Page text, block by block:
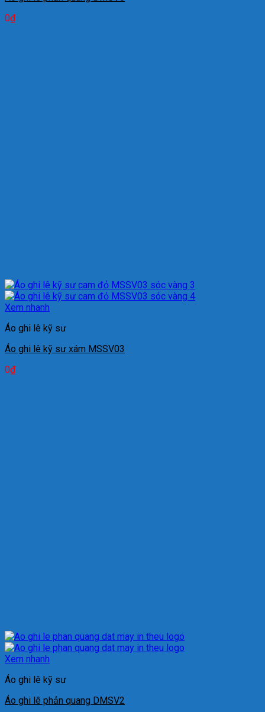
0₫
Xem nhanh
Áo ghi lê kỹ sư
Áo ghi lê kỹ sư xám MSSV03
0₫
Xem nhanh
Áo ghi lê kỹ sư
Áo ghi lê phản quang DMSV2